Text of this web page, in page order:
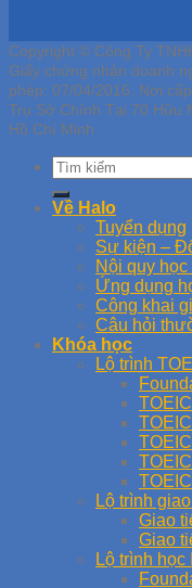
Copyright © Công Ty
Giấy chứng nhận doanh
phép: 07/04/2016, Nơi
Trụ Sở Chính Tại 70 Hữu
Hồ Chí Minh
Về Halo
Tuyển dụng
Sự kiện –
Nội quy học
Ứng dụng
Công khai
Câu hỏi
Khóa học
Lộ trình
Lộ trình
Giao
Giao
Lộ trình học